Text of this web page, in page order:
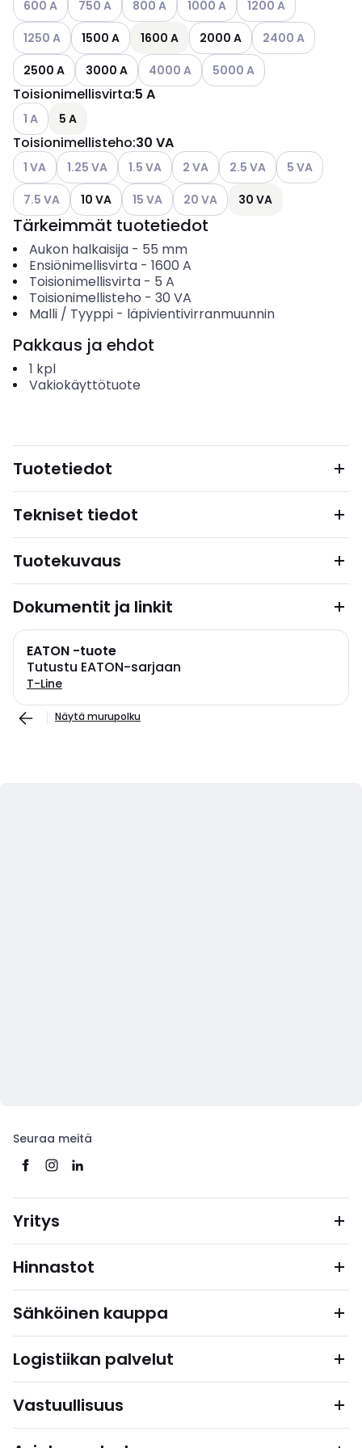
600 A 750 A 800 A 1000 A
1200 A
Katso käytettävissä olevat vaihtoehdot
1250 A 1500 A 1600 A 2000 A Katso
2400 A
2500 A
3000 A Katso käytettävissä olevat vaihtoehdot
4000 A Katso käytettävissä olevat
5000 A
Toisionimellisvirta:5 A
Katso käytettävissä olevat vaihtoehdot
1 A 5 A
Toisionimellisteho:30 VA
Katso käytettävissä olevat vaihtoehdot
1 VA Katso käytettävissä olevat vaihtoehdot
1.25 VA Katso käytettävissä olevat vaihtoehdot
1.5 VA Katso käytettävissä olevat
2 VA Katso käytettävissä
2.5 VA Katso
5 VA
Katso käytettävissä olevat vaihtoehdot
7.5 VA 10 VA Katso käytettävissä olevat vaihtoehdot
15 VA Katso käytettävissä olevat
20 VA 30 VA
Tärkeimmät tuotetiedot
Aukon halkaisija- 55 mm
Ensiönimellisvirta- 1600 A
Toisionimellisvirta- 5 A
Toisionimellisteho - 30 VA
Malli / Tyyppi- läpivientivirranmuunnin
Pakkaus ja ehdot
1 kpl
Vakiokäyttötuote
Tuotetiedot
Tekniset tiedot
Tuotekuvaus
Dokumentit ja linkit
EATON -tuote
Tutustu EATON-sarjaan
T-Line
Näytä murupolku
Seuraa meitä
Yritys
Hinnastot
Sähköinen kauppa
Logistiikan palvelut
Vastuullisuus